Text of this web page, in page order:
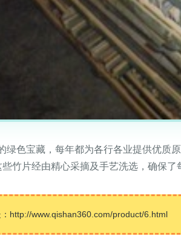
绿色宝藏，每年都为各行各业提供优
竹片经由精心采摘及手艺洗选，确保了
http://www.qishan360.com/product/6.html